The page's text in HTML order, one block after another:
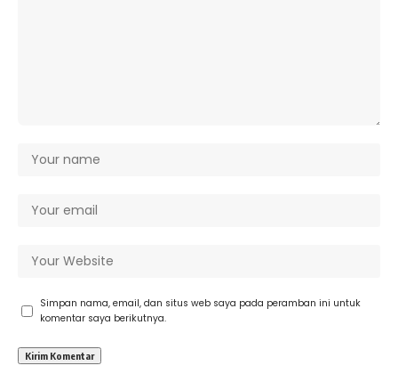
Simpan nama, email, dan situs web saya pada peramban ini untuk
komentar saya berikutnya.